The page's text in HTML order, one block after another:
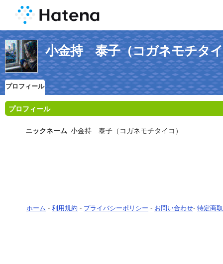
小金持 泰子（コガネモチタ
プロフィール
プロフィール
ニックネーム 小金持 泰子（コガネモチタイコ）
ホーム - 利用規約 - プライバシーポリシー - お問い合わせ- 特定商